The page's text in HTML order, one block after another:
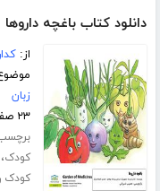
دانلود کتاب باغچه داروها
از:
زبان
۲۳ صفحه
کودک
کودک